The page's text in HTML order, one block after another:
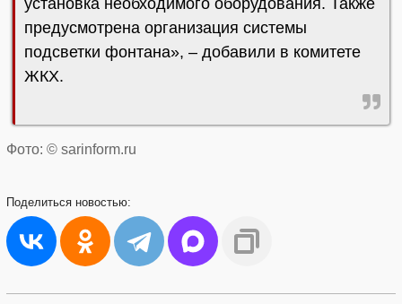
установка необходимого оборудования. Также
предусмотрена организация системы
подсветки фонтана», – добавили в комитете
ЖКХ.
Фото: © sarinform.ru
Поделиться новостью: